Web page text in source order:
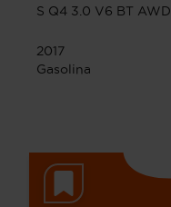
S Q4 3.0 V6 BT AWD
2017
Gasolina